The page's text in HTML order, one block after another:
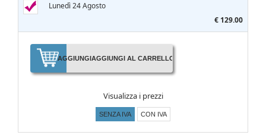
Lunedì 24 Agosto
€ 129.00
AGGIUNGIAGGIUNGI AL CARRELLO
Visualizza i prezzi
SENZA IVA CON IVA